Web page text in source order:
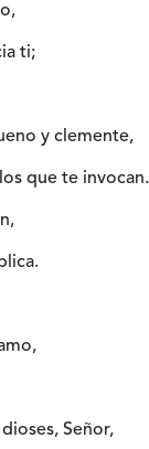
ti;
y clemente,
que te invocan.
Señor,